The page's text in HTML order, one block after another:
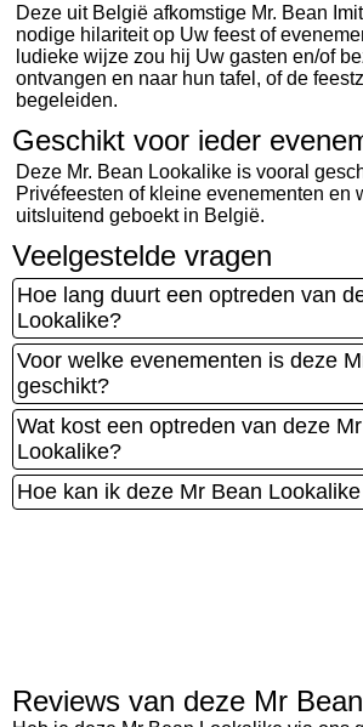
Deze uit België afkomstige Mr. Bean
nodige hilariteit op Uw feest of
ludieke wijze zou hij Uw gasten en/of
ontvangen en naar hun tafel, of de
begeleiden.
Geschikt voor ieder
Deze Mr. Bean Lookalike is vooral
Privéfeesten of kleine evenementen en
uitsluitend geboekt in België.
Veelgestelde vragen
Hoe lang duurt een optreden van
Lookalike?
Voor welke evenementen is deze
geschikt?
Wat kost een optreden van deze
Lookalike?
Hoe kan ik deze Mr Bean
Reviews van deze Mr